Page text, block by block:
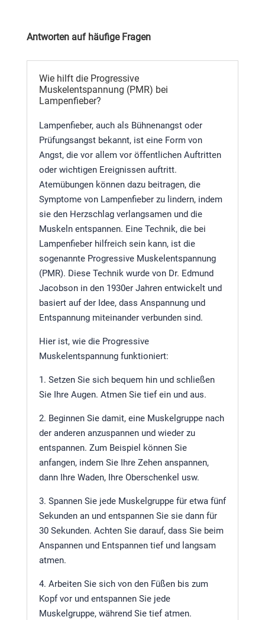
Antworten auf häufige Fragen
Wie hilft die Progressive
Muskelentspannung (PMR) bei
Lampenfieber?
Lampenfieber, auch als Bühnenangst oder
Prüfungsangst bekannt, ist eine Form von
Angst, die vor allem vor öffentlichen Auftritten
oder wichtigen Ereignissen auftritt.
Atemübungen können dazu beitragen, die
Symptome von Lampenfieber zu lindern, indem
sie den Herzschlag verlangsamen und die
Muskeln entspannen. Eine Technik, die bei
Lampenfieber hilfreich sein kann, ist die
sogenannte Progressive Muskelentspannung
(PMR). Diese Technik wurde von Dr. Edmund
Jacobson in den 1930er Jahren entwickelt und
basiert auf der Idee, dass Anspannung und
Entspannung miteinander verbunden sind.
Hier ist, wie die Progressive
Muskelentspannung funktioniert:
1. Setzen Sie sich bequem hin und schließen
Sie Ihre Augen. Atmen Sie tief ein und aus.
2. Beginnen Sie damit, eine Muskelgruppe nach
der anderen anzuspannen und wieder zu
entspannen. Zum Beispiel können Sie
anfangen, indem Sie Ihre Zehen anspannen,
dann Ihre Waden, Ihre Oberschenkel usw.
3. Spannen Sie jede Muskelgruppe für etwa fünf
Sekunden an und entspannen Sie sie dann für
30 Sekunden. Achten Sie darauf, dass Sie beim
Anspannen und Entspannen tief und langsam
atmen.
4. Arbeiten Sie sich von den Füßen bis zum
Kopf vor und entspannen Sie jede
Muskelgruppe, während Sie tief atmen.